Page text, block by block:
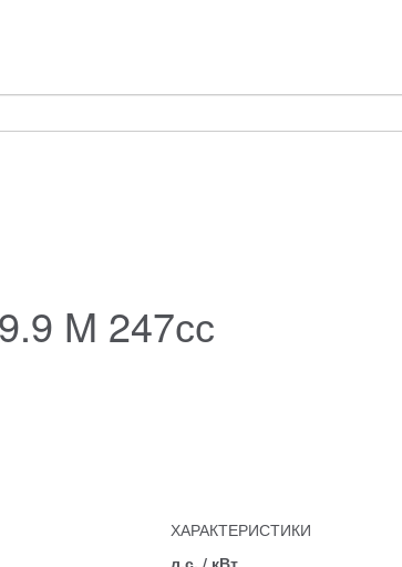
M 247сс
ХАРАКТЕРИСТИКИ